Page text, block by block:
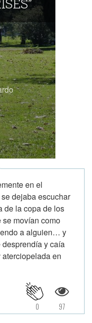
en el
dejaba escuchar
de la copa de los
movían como
a alguien… y
y caía
en
97
0